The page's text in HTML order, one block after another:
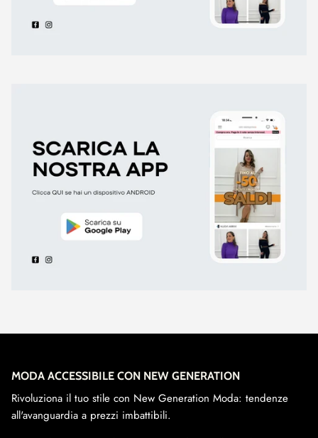
MODA ACCESSIBILE CON NEW GENERATION
Rivoluziona il tuo stile con New Generation Moda: tendenze
all'avanguardia a prezzi imbattibili.